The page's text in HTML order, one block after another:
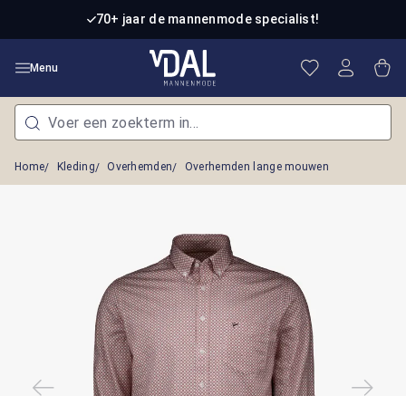
Ga naar de hoofdinhoud70+ jaar de mannenmode specialist!
Menu Je hebt 0
Home Kleding Overhemden Overhemden lange mouwen